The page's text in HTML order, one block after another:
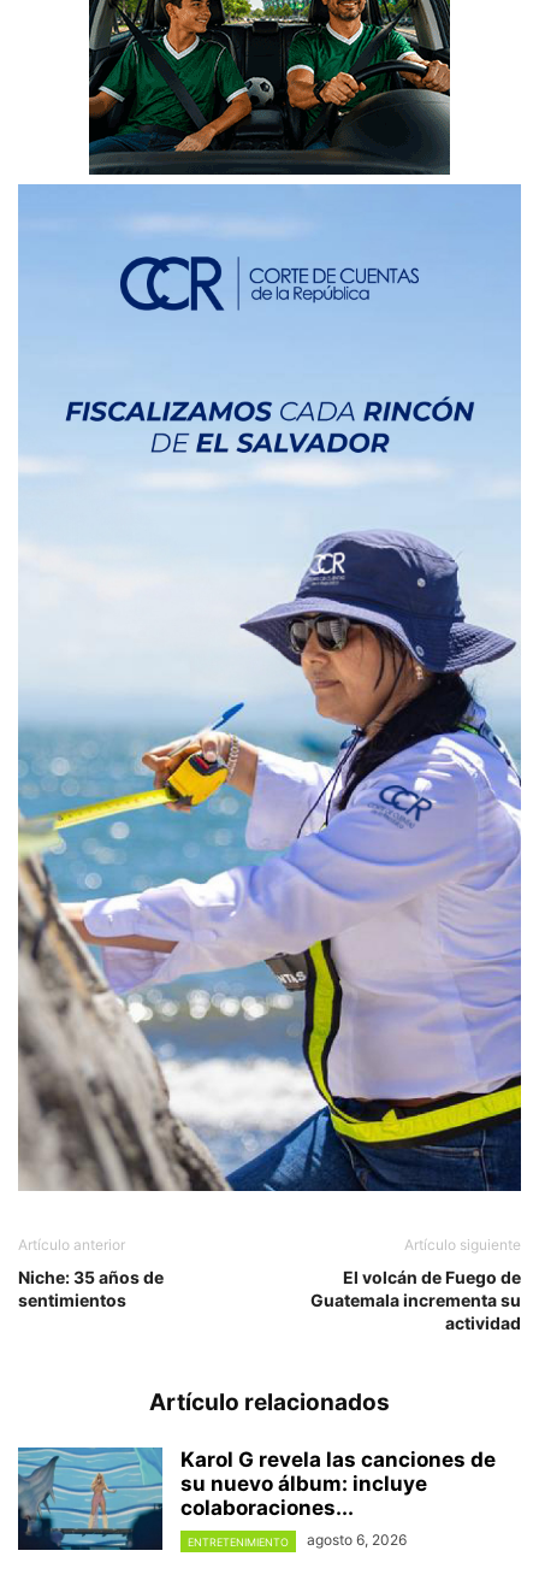
Artículo anterior
Niche: 35 años de
sentimientos
Artículo siguiente
El volcán de Fuego de
Guatemala incrementa su
actividad
Artículo relacionados
Karol G revela las canciones de
su nuevo álbum: incluye
colaboraciones...
ENTRETENIMIENTO agosto 6, 2026